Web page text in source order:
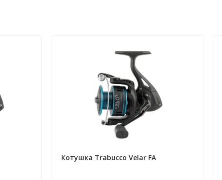
Котушка Trabucco Velar FA